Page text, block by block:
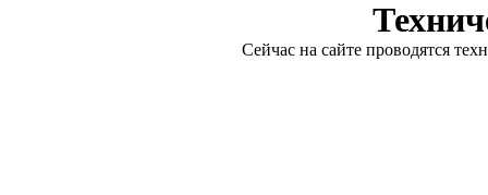
Сейчас на сайте проводятся